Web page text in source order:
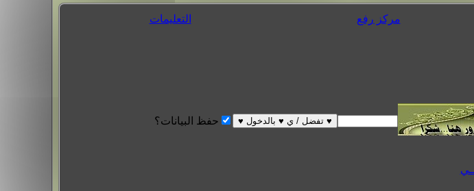
مركز رفع التعليمات
حفظ البيانات؟